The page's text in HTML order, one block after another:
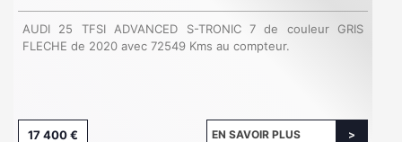
AUDI 25 TFSI ADVANCED S-TRONIC 7 de couleur GRIS
FLECHE de 2020 avec 72549 Kms au compteur.
17 400 € EN SAVOIR PLUS